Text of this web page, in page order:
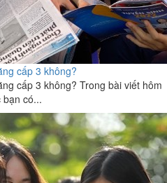
cấp 3 không?
cấp 3 không? Trong bài viết hôm
bạn có...